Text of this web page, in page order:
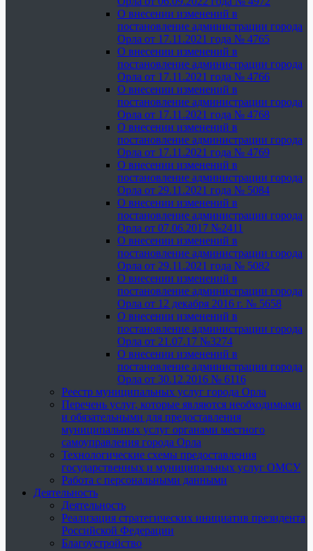
О внесении изменений в
постановление администрации города
Орла от 17.11.2021 года № 4765
О внесении изменений в
постановление администрации города
Орла от 17.11.2021 года № 4766
О внесении изменений в
постановление администрации города
Орла от 17.11.2021 года № 4768
О внесении изменений в
постановление администрации города
Орла от 17.11.2021 года № 4769
О внесении изменений в
постановление администрации города
Орла от 29.11.2021 года № 5084
О внесении изменений в
постановление администрации города
Орла от 07.06.2017 №2411
О внесении изменений в
постановление администрации города
Орла от 29.11.2021 года № 5082
О внесении изменений в
постановление администрации города
Орла от 12 декабря 2016 г. № 5658
О внесении изменений в
постановление администрации города
Орла от 21.07.17 №3274
О внесении изменений в
постановление администрации города
Орла от 30.12.2016 № 6116
Реестр муниципальных услуг города Орла
Перечень услуг, которые являются необходимыми
и обязательными для предоставления
муниципальных услуг органами местного
самоуправления города Орла
Технологические схемы предоставления
государственных и муниципальных услуг ОМСУ
Работа с персональными данными
Деятельность
Деятельность
Реализация стратегических инициатив президента
Российской Федерации
Благоустройство